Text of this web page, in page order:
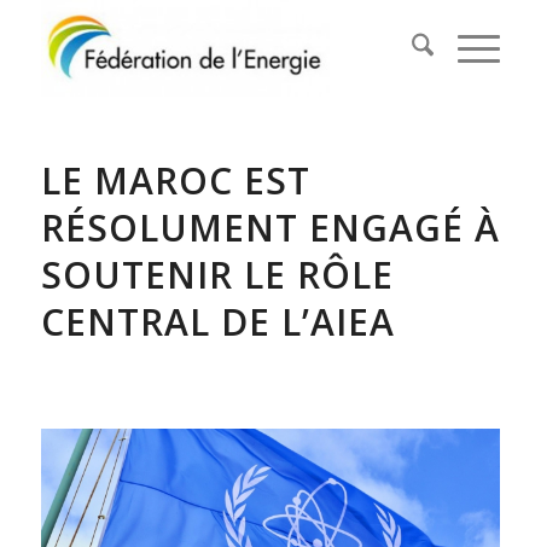
LE MAROC EST
RÉSOLUMENT ENGAGÉ À
SOUTENIR LE RÔLE
CENTRAL DE L’AIEA